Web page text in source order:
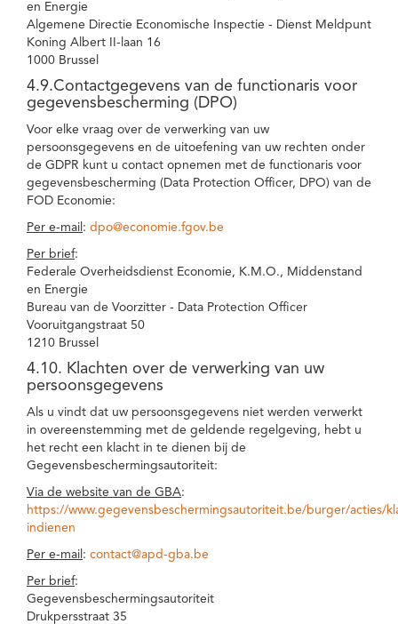
en Energie
Algemene Directie Economische Inspectie - Dienst Meldpunt
Koning Albert II-laan 16
1000 Brussel
4.9.Contactgegevens van de functionaris voor
gegevensbescherming (DPO)
Voor elke vraag over de verwerking van uw
persoonsgegevens en de uitoefening van uw rechten onder
de GDPR kunt u contact opnemen met de functionaris voor
gegevensbescherming (Data Protection Officer, DPO) van de
FOD Economie:
Per e-mail : dpo@economie.fgov.be
Per brief:
Federale Overheidsdienst Economie, K.M.O., Middenstand
en Energie
Bureau van de Voorzitter - Data Protection Officer
Vooruitgangstraat 50
1210 Brussel
4.10. Klachten over de verwerking van uw
persoonsgegevens
Als u vindt dat uw persoonsgegevens niet werden verwerkt
in overeenstemming met de geldende regelgeving, hebt u
het recht een klacht in te dienen bij de
Gegevensbeschermingsautoriteit:
Via de website van de GBA:
https://www.gegevensbeschermingsautoriteit.be/burger/acties/
indienen
Per e-mail : contact@apd-gba.be
Per brief:
Gegevensbeschermingsautoriteit
Drukpersstraat 35